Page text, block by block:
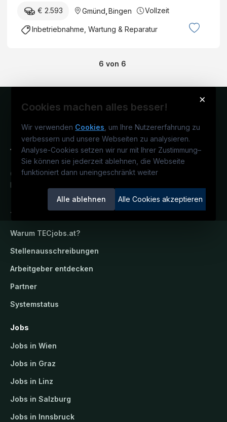
Produktion
€ 2.593 Gmünd Bingen Vollzeit
Inbetriebnahme, Wartung & Reparatur
6 von 6
×
Cookies machen alles besser!
Wir verwenden Cookies , um Ihre Nutzererfahrung zu
verbessern und unsere Webseiten zu analysieren.
Analyse-Cookies setzen wir nur mit Ihrer Zustimmung–
Sie können sie jederzeit ablehnen, die Webseite
funktioniert dann uneingeschränkt weiter
Alle ablehnen Alle Cookies akzeptieren
Österreichs technisches Karriereportal.
Ein Service der candidatis GmbH.
TECjobs.at
Warum TECjobs.at?
Stellenausschreibungen
Arbeitgeber entdecken
Partner
Systemstatus
Jobs
Jobs in Wien
Jobs in Graz
Jobs in Linz
Jobs in Salzburg
Jobs in Innsbruck